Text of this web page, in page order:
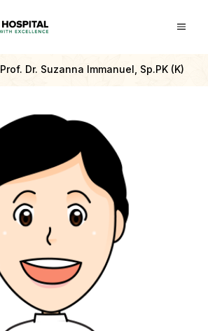
Prof. Dr. Suzanna Immanuel, Sp.PK (K)